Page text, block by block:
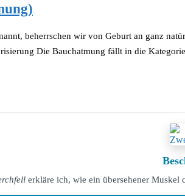
beherrschen wir von Geburt an ganz
Die Bauchatmung fällt in die
erkläre ich, wie ein übersehener Muskel